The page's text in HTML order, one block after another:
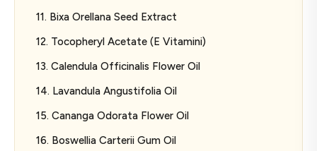
11. Bixa Orellana Seed Extract
12. Tocopheryl Acetate (E Vitamini)
13. Calendula Officinalis Flower Oil
14. Lavandula Angustifolia Oil
15. Cananga Odorata Flower Oil
16. Boswellia Carterii Gum Oil